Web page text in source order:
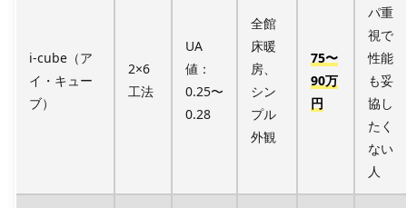
i-cube（ア
イ・キュー
ブ）
2×6
工法
UA
値：
0.25〜
0.28
全館
床暖
房、
シン
プル
外観
75〜
90万
円
パ重
視で
性能
も妥
協し
たく
ない
人